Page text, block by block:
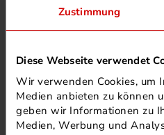
Zustimmung
Diese Webseite verwendet
Wir verwenden Cookies, um
Medien anbieten zu können
geben wir Informationen zu
Medien, Werbung und